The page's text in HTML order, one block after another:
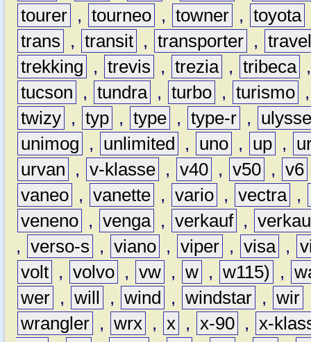
tourer , tourneo , towner , toyota
trans
, transit , transporter ,
trekking
, trevis , trezia , tribeca
tucson
, tundra , turbo , turismo
twizy , typ , type , type-r ,
unimog
, unlimited , uno , up ,
urvan
, v-klasse , v40 , v50 , v6
vaneo , vanette , vario , vectra ,
veneno , venga , verkauf ,
, verso-s , viano , viper , visa ,
volt , volvo , vw , w , w115) ,
wer , will , wind , windstar , wir
wrangler , wrx , x , x-90 , x-